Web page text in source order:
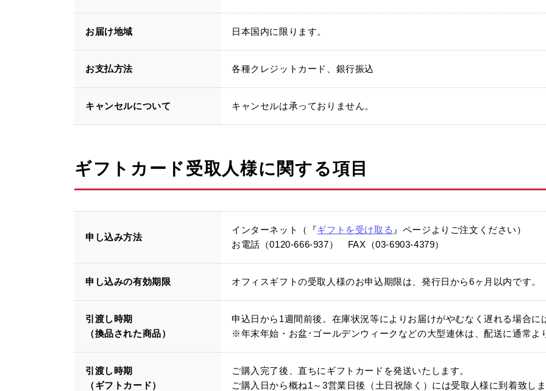
お届け地域 日本国内に限ります。
お支払方法 各種クレジットカード、銀行振込
キャンセルについて キャンセルは承っておりません。
ギフトカード受取人様に関する項目
申し込み方法
インターネット（『ギフトを受け取る 』ページよりご注文ください）
お電話（0120-666-937） FAX（03-6903-4379）
申し込みの有効期限 オフィスギフトの受取人様のお申込期限は、発行日から6ヶ月以内です。
引渡し時期
（換品された商品）
申込日から1週間前後。在庫状況等によりお届けがやむなく遅れる場合
※年末年始・お盆･ゴールデンウィークなどの大型連休は、配送に通常よ
引渡し時期
（ギフトカード）
ご購入完了後、直ちにギフトカードを発送いたします。
ご購入日から概ね1～3営業日後（土日祝除く）には受取人様に到着致し